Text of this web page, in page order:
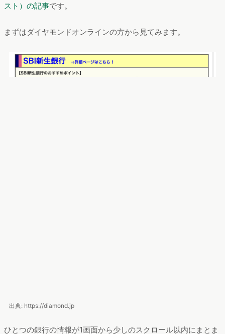
スト）の記事です。
まずはダイヤモンドオンラインの方から見てみます。
出典: https://diamond.jp
ひとつの銀行の情報が1画面から少しのスクロール以内にまとま